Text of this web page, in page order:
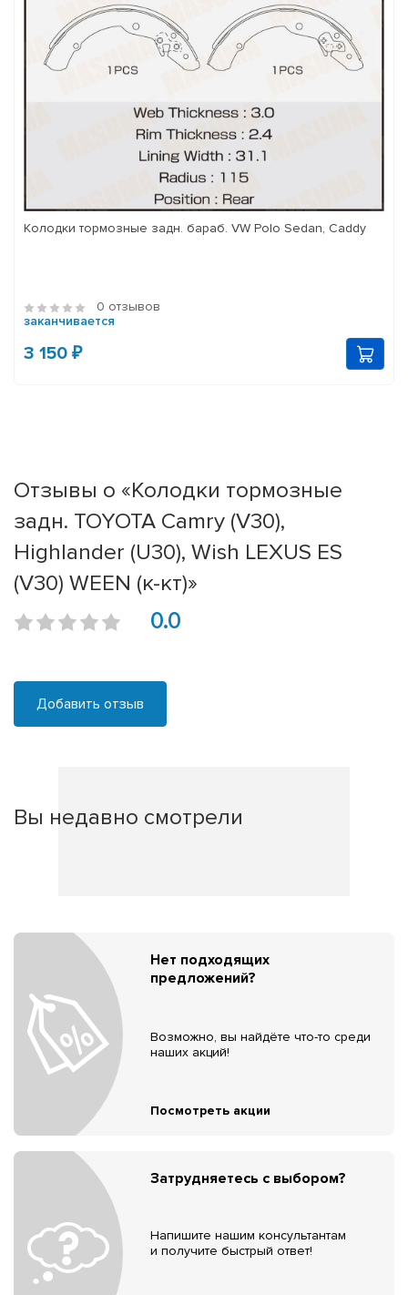
Колодки тормозные задн. бараб. VW Polo Sedan, Caddy
0 отзывов
заканчивается
3 150 ₽
Отзывы о «Колодки тормозные
задн. TOYOTA Camry (V30),
Highlander (U30), Wish LEXUS ES
(V30) WEEN (к-кт)»
0.0
Добавить отзыв
Вы недавно смотрели
Нет подходящих
предложений?
Возможно, вы найдёте что-то среди
наших акций!
Посмотреть акции
Затрудняетесь с выбором?
Напишите нашим консультантам
и получите быстрый ответ!